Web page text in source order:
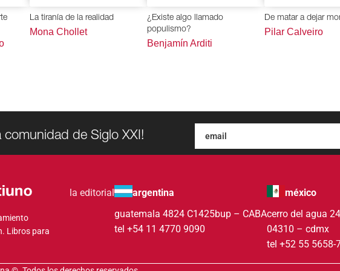
La tiranía de la realidad
Mona Chollet
¿Existe algo llamado
populismo?
Benjamín Arditi
De matar a dejar
Pilar Calveiro
comunidad de Siglo XXI!
Libros para
la editorial
argentina
guatemala 4824 C1425bup – CABA
tel +54 11 4770 9090
méxico
cerro del agua
04310 – cdmx
tel +52 55 5658-